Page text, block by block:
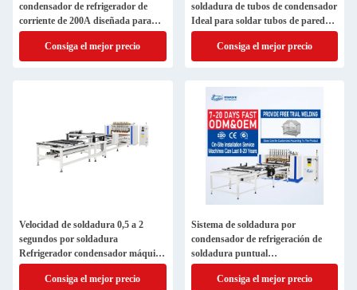
condensador de refrigerador de
corriente de 200A diseñada para
Bundy Tube de refrigeración de
agua de 30Lmin de apoyo de
ensamblaje de condensador de
Consiga el mejor precio
soldadura de tubos de condensador
Ideal para soldar tubos de pared
delgada en aplicaciones de
condensadores y calderas
Consiga el mejor precio
Velocidad de soldadura 0,5 a 2
segundos por soldadura
Refrigerador condensador máquina
de soldadura potencia de salida
1,12kw ideal para la fabricación de
Consiga el mejor precio
Sistema de soldadura por
condensador de refrigeración de
soldadura puntual
2440x800x1580mm Diseñado para
procesos de fabricación de
Consiga el mejor precio